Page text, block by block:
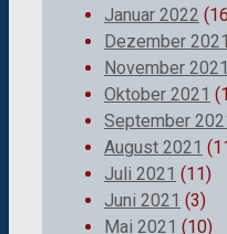
Januar 2022
Dezember 2021
November 2021
Oktober 2021
September
August 2021
Juli 2021 (11)
Juni 2021 (3)
Mai 2021 (10)